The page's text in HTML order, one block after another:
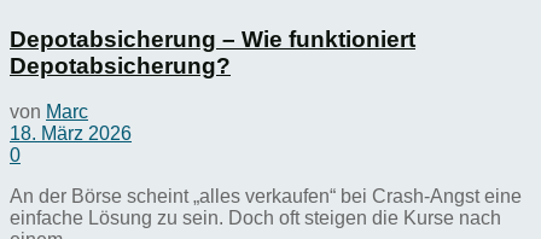
Depotabsicherung – Wie funktioniert
Depotabsicherung?
von Marc
18. März 2026
0
An der Börse scheint „alles verkaufen“ bei Crash-Angst eine
einfache Lösung zu sein. Doch oft steigen die Kurse nach